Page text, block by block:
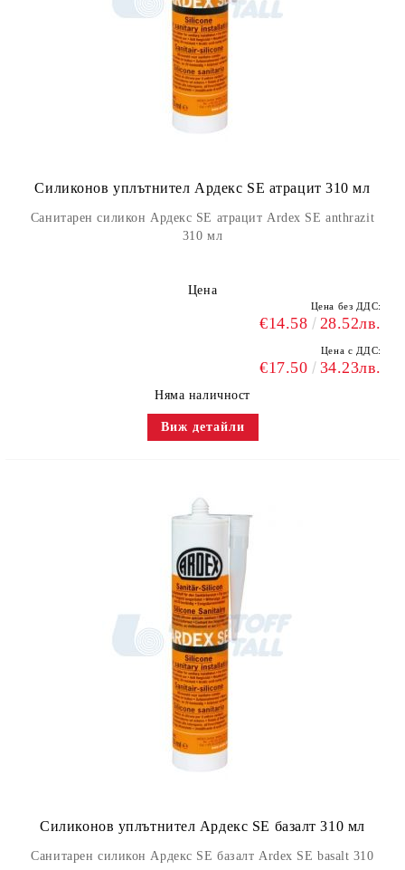
Силиконов уплътнител Ардекс SE атрацит 310 мл
Санитарен силикон Ардекс SE атрацит Ardex SE anthrazit
310 мл
Цена
Цена без ДДС:
€14.58 28.52лв.
Цена с ДДС:
€17.50 34.23лв.
Няма наличност
Виж детайли
Силиконов уплътнител Ардекс SE базалт 310 мл
Санитарен силикон Ардекс SE базалт Ardex SE basalt 310